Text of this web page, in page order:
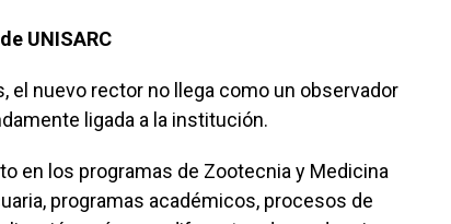
UNISARC
el nuevo rector no llega como un observador
ligada a la institución.
en los programas de Zootecnia y Medicina
programas académicos, procesos de